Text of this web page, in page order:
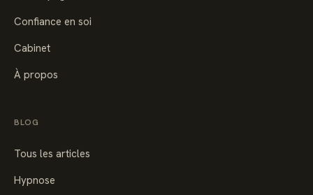
Confiance en soi
Cabinet
À propos
BLOG
Tous les articles
Hypnose